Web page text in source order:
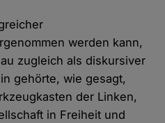
werden kann,
zugleich als diskursiver
gehörte, wie gesagt,
der Linken,
in Freiheit und